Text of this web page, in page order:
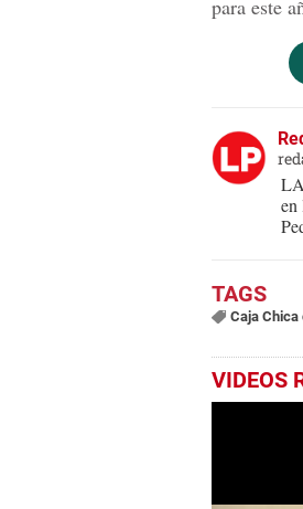
para este
en
Caja Chica
VIDEOS